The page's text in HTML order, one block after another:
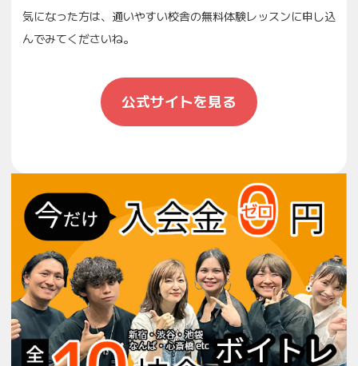
気になった方は、通いやすい校舎の無料体験レッスンに申し込
んでみてくださいね。
公式サイトを見る